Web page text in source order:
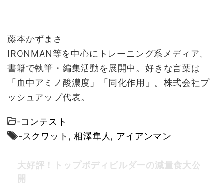
藤本かずまさ
IRONMAN等を中心にトレーニング系メディア、
書籍で執筆・編集活動を展開中。好きな言葉は
「血中アミノ酸濃度」「同化作用」。株式会社プ
ッシュアップ代表。
-コンテスト
- スクワット ,相澤隼人 , アイアンマン
大好評！トップボディビルダーの減量食大公
開